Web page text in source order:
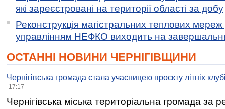
які зареєстровані на території області за добу
Реконструкція магістральних теплових мереж
управлінням НЕФКО виходить на
ОСТАННІ НОВИНИ ЧЕРНІГІВЩИНИ
Чернігівська громада стала учасницею проєкту літніх
17:17
Чернігівська міська територіальна громада за